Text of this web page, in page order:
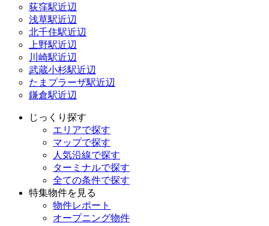
荻窪駅近辺
浅草駅近辺
北千住駅近辺
上野駅近辺
川崎駅近辺
武蔵小杉駅近辺
たまプラーザ駅近辺
鎌倉駅近辺
じっくり探す
エリアで探す
マップで探す
人気沿線で探す
ターミナルで探す
全ての条件で探す
特集物件を見る
物件レポート
オープニング物件